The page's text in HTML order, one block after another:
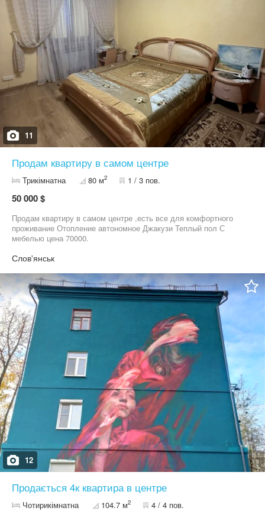
11
Продам квартиру в самом центре
Трикімнатна 80 м2 1 / 3 пов.
50 000 $
Продам квартиру в самом центре ,есть все для комфортного
проживание Отопление автономное Джакузи Теплый пол С
мебелью цена 70000.
Слов'янськ
12
Продається 4к квартира в центре
Чотирикімнатна 104.7 м2 4 / 4 пов.